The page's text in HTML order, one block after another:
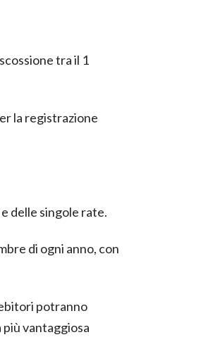
tra il 1
la registrazione
delle singole rate.
di ogni anno, con
potranno
vantaggiosa